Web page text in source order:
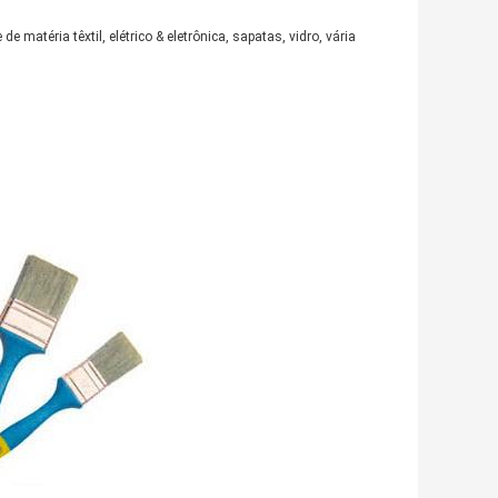
matéria têxtil, elétrico & eletrônica, sapatas, vidro, vária